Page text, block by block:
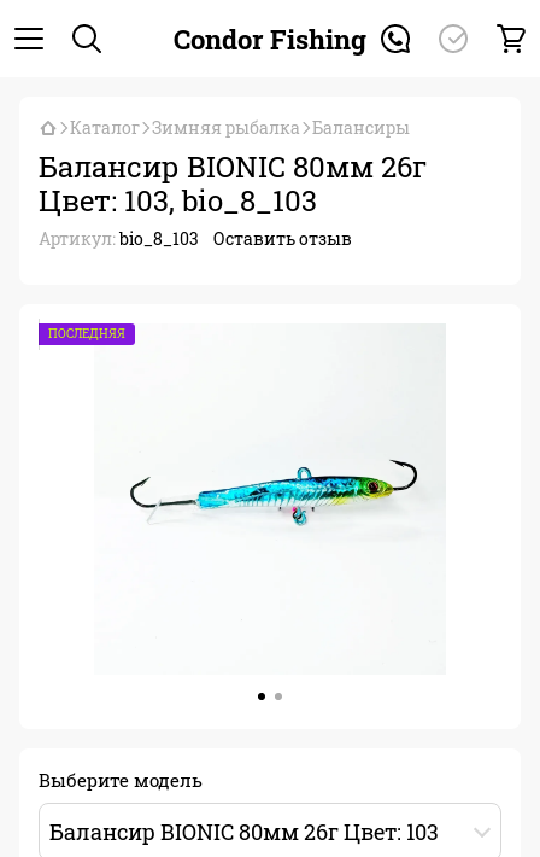
Condor Fishing
Каталог Зимняя рыбалка Балансиры
Балансир BIONIC 80мм 26г
Цвет: 103, bio_8_103
Артикул:bio_8_103 Оставить отзыв
ПОСЛЕДНЯЯ
Выберите модель
Балансир BIONIC 80мм 26г Цвет: 103